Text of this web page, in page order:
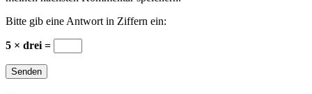
Bitte gib eine Antwort in Ziffern ein:
5 × drei =
Senden